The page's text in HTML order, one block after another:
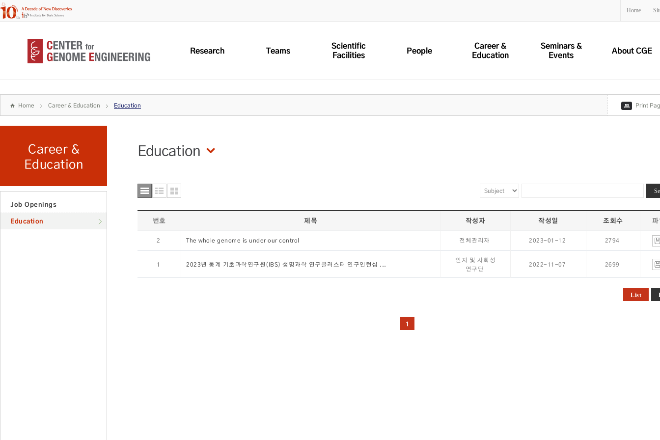
Home
Research Teams Scientific
Facilities People Career &
Education
Seminars &
Events About CGE
Home Career & Education Education Print
Career &
Education
Job Openings
Education
Education
번호 제목 작성자 작성일 조회수
2 The whole genome is under our control 전체관리자 2023-01-12 2794
1 2023년 동계 기초과학연구원(IBS) 생명과학 연구클러스터 연구인턴십 ...
인지 및 사회성
연구단
2022-11-07 2699
List
1